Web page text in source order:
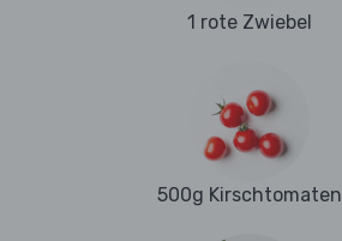
1 rote Zwiebel
500g Kirschtomaten